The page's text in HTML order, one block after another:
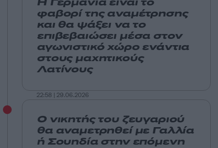
Η Γερμανία είναι το
φαβορί της αναμέτρησης
και θα ψάξει να το
επιβεβαιώσει μέσα στον
αγωνιστικό χώρο ενάντια
στους μαχητικούς
Λατίνους
22:58 | 29.06.2026
Ο νικητής του ζευγαριού
θα αναμετρηθεί με Γαλλία
ή Σουηδία στην επόμενη